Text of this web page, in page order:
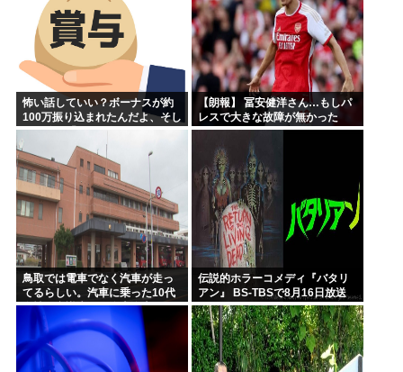
怖い話していい？ボーナスが約
100万振り込まれたんだよ、そし
たら嫁が「5万円使っていいよ」
【朗報】 冨安健洋さん…もしパ
レスで大きな故障が無かった
ら、アーセナルのメディカルが
悪かったことがハッキリする件
ｗｗｗｗ
鳥取では電車でなく汽車が走っ
てるらしい。汽車に乗った10代
女性が意識失う。汽車汽車ぽっ
ぽぽっぽ
伝説的ホラーコメディ『バタリ
アン』 BS-TBSで8月16日放送